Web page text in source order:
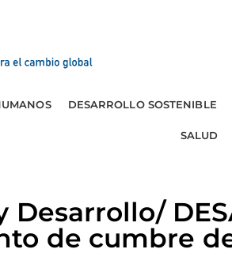
DESARROLLO SOSTENIBLE
SALUD
de cumbre